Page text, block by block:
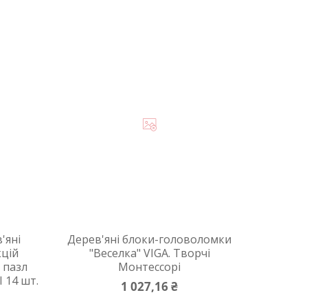
14 шт.
Дерев'яні блоки-головоломки
"Веселка" VIGA. Творчі
Монтессорі
1 027,16 ₴